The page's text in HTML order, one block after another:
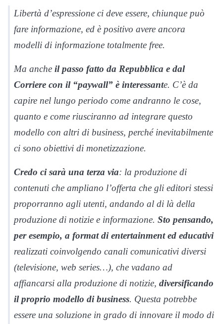
Libertà d’espressione ci deve essere, chiunque può
fare informazione, ed è positivo avere ancora
modelli di informazione totalmente free.
Ma anche il passo fatto da Repubblica e dal
Corriere con il “paywall” è interessante. C’è da
capire nel lungo periodo come andranno le cose,
quanto e come riusciranno ad integrare questo
modello con altri di business, perché inevitabilmente
ci sono obiettivi di monetizzazione.
Credo ci sarà una terza via: la produzione di
contenuti che ampliano l’offerta che gli editori stessi
proporranno agli utenti, andando al di là della
produzione di notizie e informazione. Sto pensando,
per esempio, a format di entertainment ed educativi
realizzati coinvolgendo canali comunicativi diversi
(televisione, web series…), che vadano ad
affiancarsi alla produzione di notizie, diversificando
il proprio modello di business. Questa potrebbe
essere una soluzione in grado di innovare il modo di